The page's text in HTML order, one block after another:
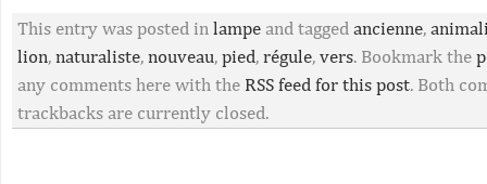
This entry was posted in lampe and tagged ancienne,
lion, naturaliste, nouveau, pied, régule, vers. Bookmark the
any comments here with the RSS feed for this post. Both
trackbacks are currently closed.